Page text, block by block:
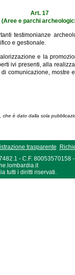
Art. 17
(Aree e parchi
testimonianze
e gestionale.
e la
ivi presenti, alla
comunicazione,
è dato dalla sola
trasparente
- C.F. 80053570158 -
tutti i diritti riservati.